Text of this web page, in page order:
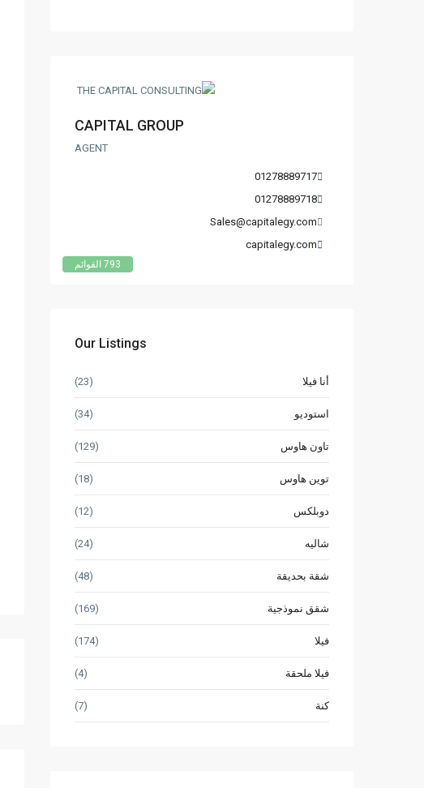
793 القوائم
CAPITAL GROUP
AGENT
01278889717
01278889718
Sales@capitalegy.com
capitalegy.com
Our Listings
أنا فيلا (23)
استوديو (34)
تاون هاوس (129)
توين هاوس (18)
دوبلكس (12)
شاليه (24)
شقة بحديقة (48)
شقق نموذجية (169)
فيلا (174)
فيلا ملحقة (4)
كنة (7)